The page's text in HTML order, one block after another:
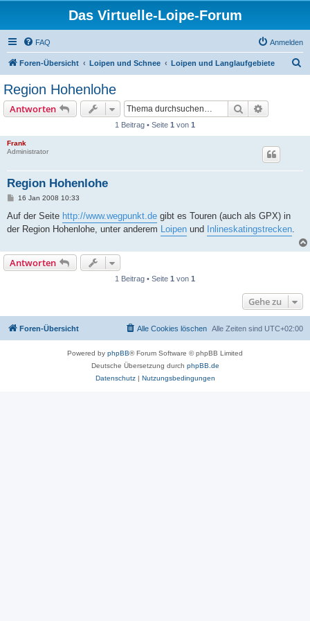
Das Virtuelle-Loipe-Forum
FAQ Anmelden
Foren-Übersicht Loipen und Schnee Loipen und Langlaufgebiete
Region Hohenlohe
Antworten Suche
1 Beitrag • Seite 1 von 1
Frank
Administrator
Region Hohenlohe
B
r
16 Jan 2008 10:33
Auf der Seite http://www.wegpunkt.de gibt es Touren (auch als GPX) in
der Region Hohenlohe, unter anderem Loipen und Inlineskatingstrecken.
Antworten
1 Beitrag • Seite 1 von 1
Gehe zu
Foren-Übersicht Alle Zeiten sind UTC+02:00
Alle Cookies löschen
Powered by phpBB® Forum Software © phpBB Limited
Deutsche Übersetzung durch phpBB.de
Datenschutz| Nutzungsbedingungen